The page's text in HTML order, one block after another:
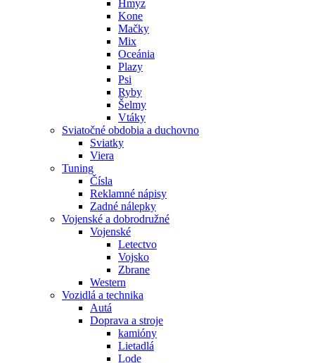
Hmyz
Kone
Mačky
Mix
Oceánia
Plazy
Psi
Ryby
Šelmy
Vtáky
Sviatočné obdobia a duchovno
Sviatky
Viera
Tuning
Čísla
Reklamné nápisy
Zadné nálepky
Vojenské a dobrodružné
Vojenské
Letectvo
Vojsko
Zbrane
Western
Vozidlá a technika
Autá
Doprava a stroje
kamióny
Lietadlá
Lode